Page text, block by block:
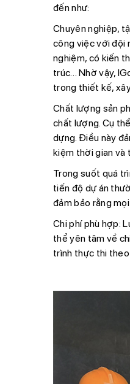
đến như:
Chuyên nghiệp,
công việc với đội
nghiệm, có kiến
trúc… Nhờ vậy,
trong thiết kế,
Chất lượng sản
chất lượng. Cụ
dựng. Điều này
kiệm thời gian và
Trong suốt quá
tiến độ dự án
đảm bảo rằng
Chi phí phù hợp:
thể yên tâm về
trình thực thi theo